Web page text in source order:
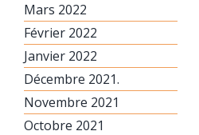
Mars 2022
Février 2022
Janvier 2022
Décembre 2021.
Novembre 2021
Octobre 2021